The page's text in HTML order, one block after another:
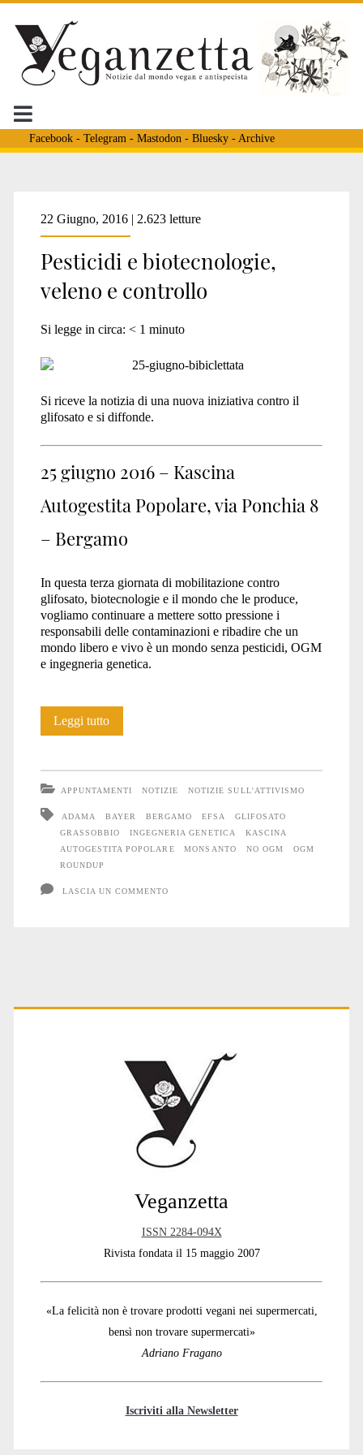
Facebook- Telegram - Mastodon - Bluesky- Archive
Tag:
<span>bergamo</span>
22 Giugno, 2016 | 2.623 letture
Pesticidi e biotecnologie,
veleno e controllo
Si legge in circa: < 1 minuto
Si riceve la notizia di una nuova iniziativa contro il
glifosato e si diffonde.
25 giugno 2016 – Kascina
Autogestita Popolare, via Ponchia 8
– Bergamo
In questa terza giornata di mobilitazione contro
glifosato, biotecnologie e il mondo che le produce,
vogliamo continuare a mettere sotto pressione i
responsabili delle contaminazioni e ribadire che un
mondo libero e vivo è un mondo senza pesticidi, OGM
e ingegneria genetica.
Leggi tuttoPesticidi
e
APPUNTAMENTI NOTIZIE NOTIZIE SULL'ATTIVISMO
ADAMA BAYER BERGAMO EFSA
GLIFOSATO
GRASSOBBIO
INGEGNERIA GENETICA
KASCINA
AUTOGESTITA POPOLARE
MONSANTO NO OGM
OGM
ROUNDUP
LASCIA UN COMMENTO
Primary
Veganzetta
ISSN 2284-094X
Rivista fondata il 15 maggio 2007
«La felicità non è trovare prodotti vegani nei supermercati,
bensì non trovare supermercati»
Adriano Fragano
Iscriviti alla Newsletter